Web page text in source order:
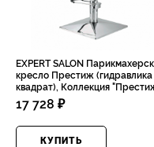
EXPERT SALON
кресло Престиж (гидравлика
квадрат), Коллекция
17 728 ₽
КУПИТЬ